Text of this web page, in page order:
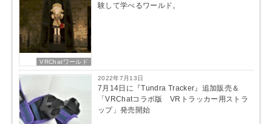
VRChatワールド
験して学べるワールド。
2022年7月13日
7月14日に『Tundra Tracker』追加販売＆
「VRChatコラボ版 VRトラッカー用ストラ
ップ」発売開始